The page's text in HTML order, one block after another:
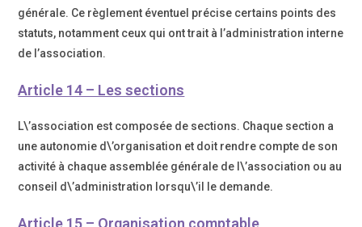
générale. Ce règlement éventuel précise certains points des
statuts, notamment ceux qui ont trait à l’administration interne
de l’association.
Article 14 – Les sections
L\’association est composée de sections. Chaque section a
une autonomie d\’organisation et doit rendre compte de son
activité à chaque assemblée générale de l\’association ou au
conseil d\’administration lorsqu\’il le demande.
Article 15 – Organisation comptable